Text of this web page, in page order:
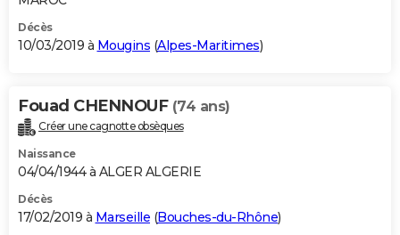
Décès
10/03/2019 à Mougins (Alpes-Maritimes)
Fouad CHENNOUF (74 ans)
Créer une cagnotte obsèques
Naissance
04/04/1944 à ALGER ALGERIE
Décès
17/02/2019 à Marseille (Bouches-du-Rhône)